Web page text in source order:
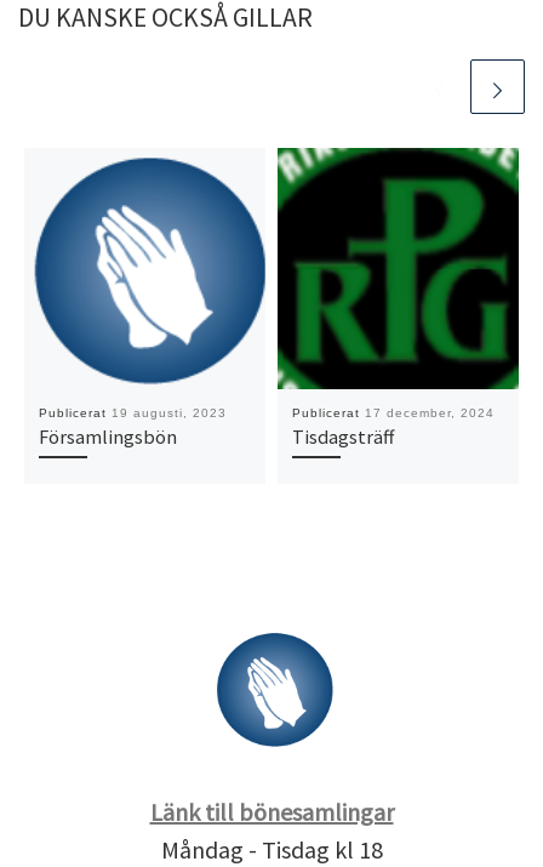
DU KANSKE OCKSÅ GILLAR
Publicerat 19 augusti, 2023
Församlingsbön
Publicerat 17 december, 2024
Tisdagsträff
Länk till bönesamlingar
Måndag - Tisdag kl 18